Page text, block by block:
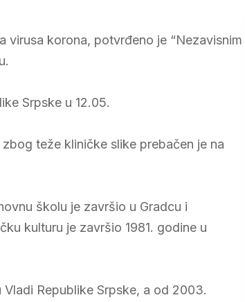
virusa korona, potvrđeno je “Nezavisnim
Srpske u 12.05.
teže kliničke slike prebačen je na
školu je završio u Gradcu i
kulturu je završio 1981. godine u
Republike Srpske, a od 2003.